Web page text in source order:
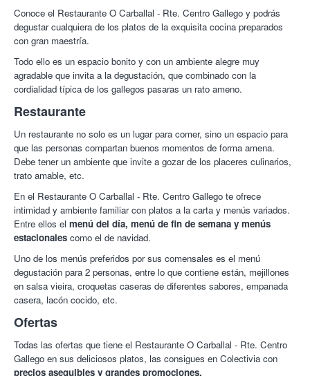
Conoce el Restaurante O Carballal - Rte. Centro Gallego y podrás
degustar cualquiera de los platos de la exquisita cocina preparados
con gran maestría.
Todo ello es un espacio bonito y con un ambiente alegre muy
agradable que invita a la degustación, que combinado con la
cordialidad típica de los gallegos pasaras un rato ameno.
Restaurante
Un restaurante no solo es un lugar para comer, sino un espacio para
que las personas compartan buenos momentos de forma amena.
Debe tener un ambiente que invite a gozar de los placeres culinarios,
trato amable, etc.
En el Restaurante O Carballal - Rte. Centro Gallego te ofrece
intimidad y ambiente familiar con platos a la carta y menús variados.
Entre ellos el menú del día, menú de fin de semana y menús
estacionales como el de navidad.
Uno de los menús preferidos por sus comensales es el menú
degustación para 2 personas, entre lo que contiene están, mejillones
en salsa vieira, croquetas caseras de diferentes sabores, empanada
casera, lacón cocido, etc.
Ofertas
Todas las ofertas que tiene el Restaurante O Carballal - Rte. Centro
Gallego en sus deliciosos platos, las consigues en Colectivia con
precios asequibles y grandes promociones.